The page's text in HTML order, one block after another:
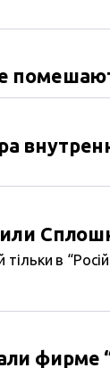
в
фирме